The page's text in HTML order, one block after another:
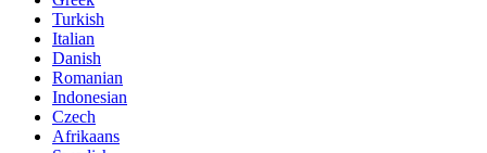
Turkish
Italian
Danish
Romanian
Indonesian
Czech
Afrikaans